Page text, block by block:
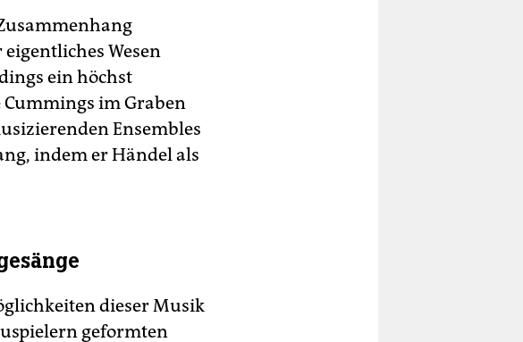
Wesen
ein höchst
im Graben
Ensembles
indem er Händel als
dieser Musik
geformten